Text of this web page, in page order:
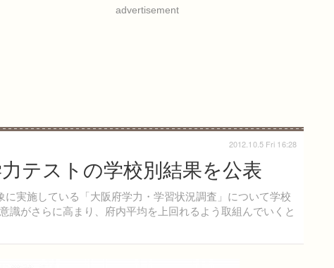
advertisement
テストの学校別結果を公表
実施している「大阪府学力・学習状況調査」について学校
識がさらに高まり、府内平均を上回れるよう取組んでいくと
2012.10.5 Fri 16:28